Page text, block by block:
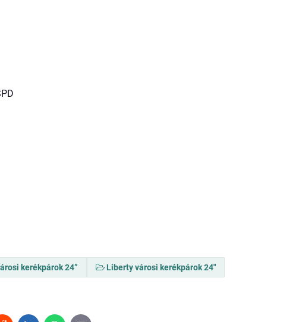
kerékpárok 24” Liberty városi kerékpárok 24"